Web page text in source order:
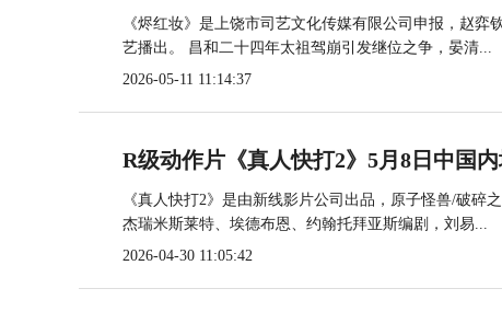
《烬红妆》是上饶市司艺文化传媒有限公司申报，赵
艺播出。 昌和二十四年太祖驾崩引发继位之争，晏清...
2026-05-11 11:14:37
R级动作片《真人快打2》5月8日中国
《真人快打2》是由新线影片公司出品，原子怪兽/破碎
杰瑞米斯莱特、埃德布恩、约翰托拜亚斯编剧，刘易...
2026-04-30 11:05:42